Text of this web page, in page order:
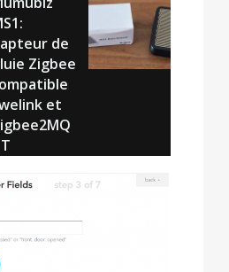
de
Zigbee
et